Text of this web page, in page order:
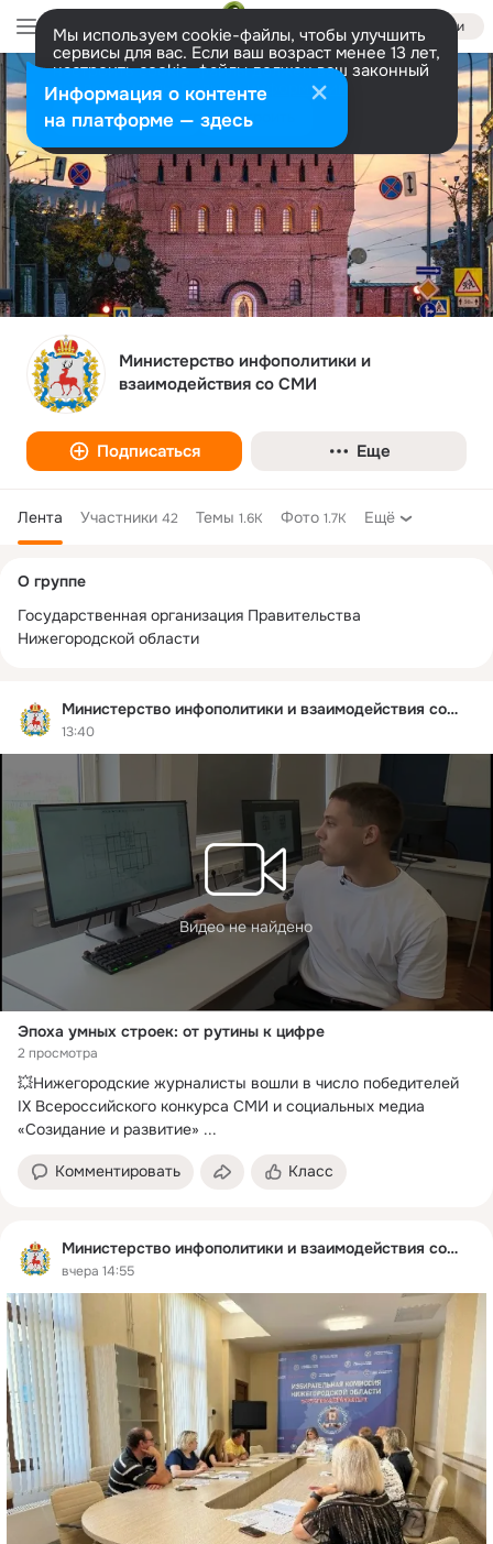
Войти
Мы используем cookie-файлы, чтобы улучшить
сервисы для вас. Если ваш возраст менее 13 лет,
настроить cookie-файлы должен ваш законный
представитель. Больше информации
Разрешить все Настроить
Министерство инфополитики и
взаимодействия со СМИ
Подписаться Еще
Лента Участники 42 Темы 1.6K Фото 1.7K Ещё
Министерство инфополитики и взаимодействия со СМИ
13:40
Видео не найдено
Эпоха умных строек: от рутины к цифре
2 просмотра
💥Нижегородские журналисты вошли в число победителей
IX Всероссийского конкурса СМИ и социальных медиа
«Созидание и развитие» ...
Комментировать Класс
Министерство инфополитики и взаимодействия со СМИ
вчера 14:55
колонка
О группе
Государственная организация Правительства
Нижегородской области
Информация о контенте
на платформе — здесь